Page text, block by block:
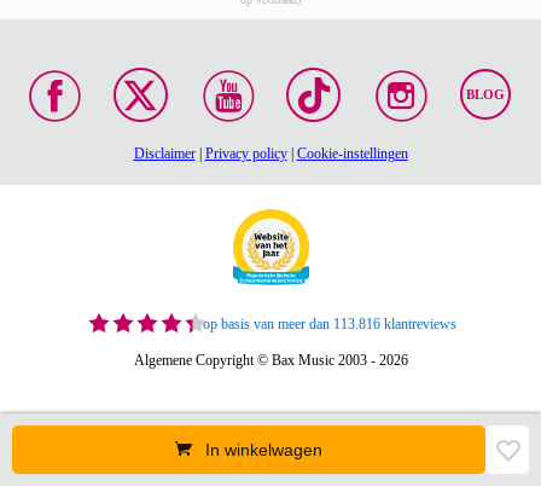
In winkelwagen
BLOG
Disclaimer| Privacy policy| Cookie-instellingen
op basis van meer dan 113.816 klantreviews
Algemene Copyright © Bax Music 2003 - 2026